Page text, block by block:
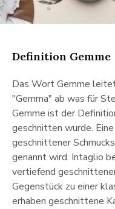
Definition Gemme
Das Wort Gemme
"Gemma" ab was für
Gemme ist der
geschnitten wurde.
geschnittener
genannt wird. Intaglio
vertiefend
Gegenstück zu einer
erhaben geschnittene